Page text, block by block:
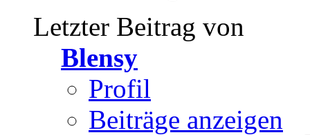
Letzter Beitrag von
Blensy
Profil
Beiträge anzeigen